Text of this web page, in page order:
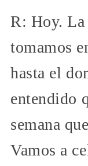
R: Hoy.
tomamos
hasta el
entendido
semana
Vamos a